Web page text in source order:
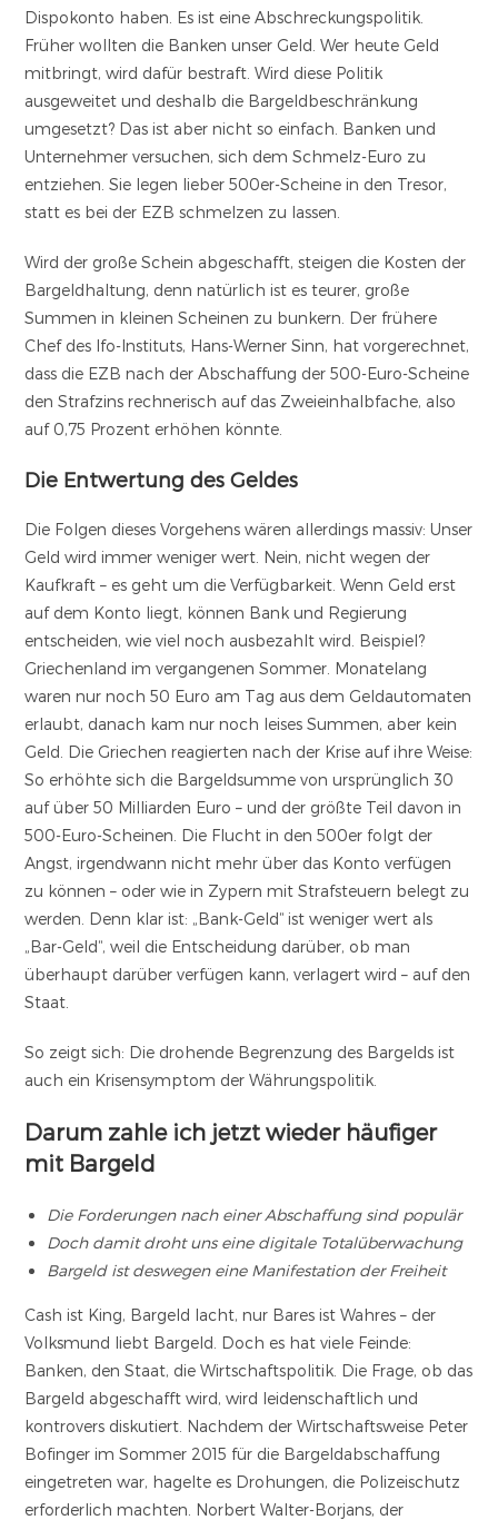
Dispokonto haben. Es ist eine Abschreckungspolitik.
Früher wollten die Banken unser Geld. Wer heute Geld
mitbringt, wird dafür bestraft. Wird diese Politik
ausgeweitet und deshalb die Bargeldbeschränkung
umgesetzt? Das ist aber nicht so einfach. Banken und
Unternehmer versuchen, sich dem Schmelz-Euro zu
entziehen. Sie legen lieber 500er-Scheine in den Tresor,
statt es bei der EZB schmelzen zu lassen.
Wird der große Schein abgeschafft, steigen die Kosten der
Bargeldhaltung, denn natürlich ist es teurer, große
Summen in kleinen Scheinen zu bunkern. Der frühere
Chef des Ifo-Instituts, Hans-Werner Sinn, hat vorgerechnet,
dass die EZB nach der Abschaffung der 500-Euro-Scheine
den Strafzins rechnerisch auf das Zweieinhalbfache, also
auf 0,75 Prozent erhöhen könnte.
Die Entwertung des Geldes
Die Folgen dieses Vorgehens wären allerdings massiv: Unser
Geld wird immer weniger wert. Nein, nicht wegen der
Kaufkraft – es geht um die Verfügbarkeit. Wenn Geld erst
auf dem Konto liegt, können Bank und Regierung
entscheiden, wie viel noch ausbezahlt wird. Beispiel?
Griechenland im vergangenen Sommer. Monatelang
waren nur noch 50 Euro am Tag aus dem Geldautomaten
erlaubt, danach kam nur noch leises Summen, aber kein
Geld. Die Griechen reagierten nach der Krise auf ihre Weise:
So erhöhte sich die Bargeldsumme von ursprünglich 30
auf über 50 Milliarden Euro – und der größte Teil davon in
500-Euro-Scheinen. Die Flucht in den 500er folgt der
Angst, irgendwann nicht mehr über das Konto verfügen
zu können – oder wie in Zypern mit Strafsteuern belegt zu
werden. Denn klar ist: „Bank-Geld“ ist weniger wert als
„Bar-Geld“, weil die Entscheidung darüber, ob man
überhaupt darüber verfügen kann, verlagert wird – auf den
Staat.
So zeigt sich: Die drohende Begrenzung des Bargelds ist
auch ein Krisensymptom der Währungspolitik.
Darum zahle ich jetzt wieder häufiger
mit Bargeld
Die Forderungen nach einer Abschaffung sind populär
Doch damit droht uns eine digitale Totalüberwachung
Bargeld ist deswegen eine Manifestation der Freiheit
Cash ist King, Bargeld lacht, nur Bares ist Wahres – der
Volksmund liebt Bargeld. Doch es hat viele Feinde:
Banken, den Staat, die Wirtschaftspolitik. Die Frage, ob das
Bargeld abgeschafft wird, wird leidenschaftlich und
kontrovers diskutiert. Nachdem der Wirtschaftsweise Peter
Bofinger im Sommer 2015 für die Bargeldabschaffung
eingetreten war, hagelte es Drohungen, die Polizeischutz
erforderlich machten. Norbert Walter-Borjans, der